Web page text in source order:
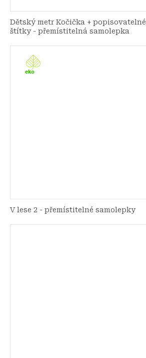
Dětský metr Kočička + popisovatelné
štítky - přemístitelná samolepka
V lese 2 - přemístitelné samolepky